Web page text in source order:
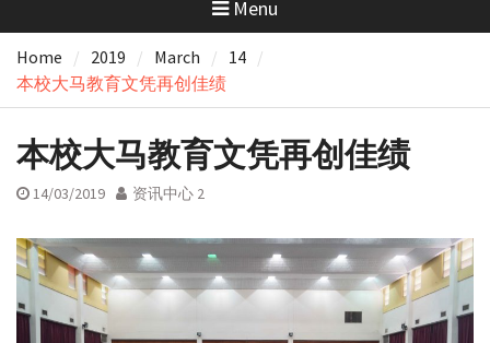
Menu
Home 2019 March
14
本校大马教育文凭再创佳绩
本校大马教育文凭再创佳绩
14/03/2019 资讯中心 2